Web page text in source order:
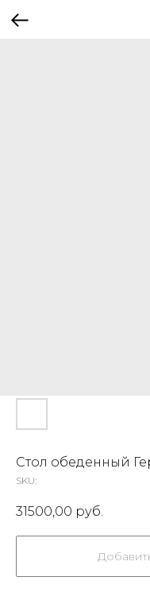
Стол обеденный
SKU:
31500,00 руб.